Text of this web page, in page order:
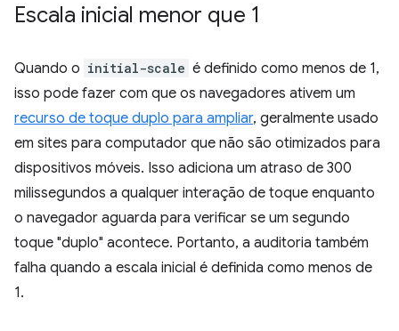
Escala inicial menor que 1
Quando o initial-scale é definido como menos de 1,
isso pode fazer com que os navegadores ativem um
recurso de toque duplo para ampliar, geralmente usado
em sites para computador que não são otimizados para
dispositivos móveis. Isso adiciona um atraso de 300
milissegundos a qualquer interação de toque enquanto
o navegador aguarda para verificar se um segundo
toque "duplo" acontece. Portanto, a auditoria também
falha quando a escala inicial é definida como menos de
1.